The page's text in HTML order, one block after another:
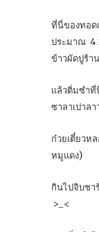
ที่นี่ของทอด
ประมาณ 4
ข้าวผัดปูร้า
แล้วติ่มซำที่
ซาลาเปาล
ก๋วยเตี๋ยวห
หมูแดง)
กินไปจิบชา
>_<